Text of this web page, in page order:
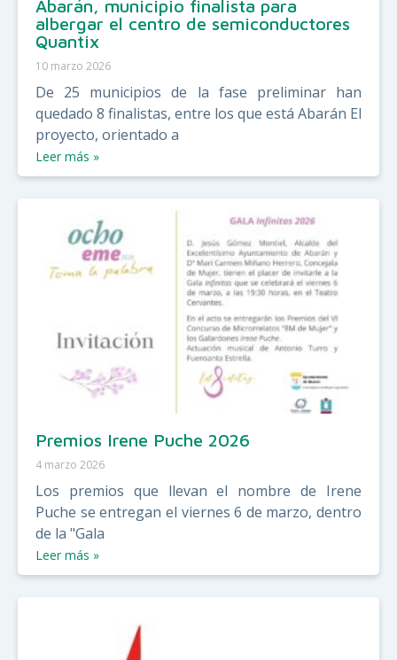
Abarán, municipio finalista para
albergar el centro de semiconductores
Quantix
10 marzo 2026
De 25 municipios de la fase preliminar han
quedado 8 finalistas, entre los que está Abarán El
proyecto, orientado a
Leer más »
Premios Irene Puche 2026
4 marzo 2026
Los premios que llevan el nombre de Irene
Puche se entregan el viernes 6 de marzo, dentro
de la "Gala
Leer más »